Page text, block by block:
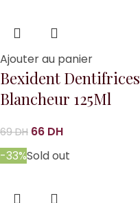
Ajouter au panier
Bexident Dentifrices
Blancheur 125Ml
69DH 66 DH
-33%Sold out